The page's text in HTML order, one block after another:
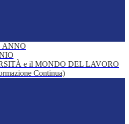
ANNO
e il MONDO DEL LAVORO
Continua)